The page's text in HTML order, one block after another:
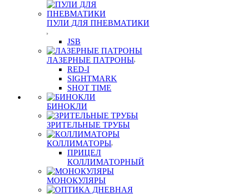
ПУЛИ ДЛЯ ПНЕВМАТИКИ
JSB
ЛАЗЕРНЫЕ ПАТРОНЫ
RED-I
SIGHTMARK
SHOT TIME
БИНОКЛИ
ЗРИТЕЛЬНЫЕ ТРУБЫ
КОЛЛИМАТОРЫ
ПРИЦЕЛ
КОЛЛИМАТОРНЫЙ
МОНОКУЛЯРЫ